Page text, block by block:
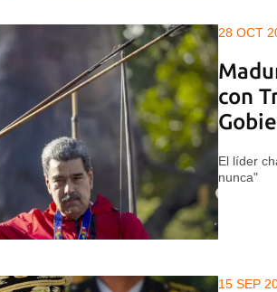
28 OCT
con
El líder
nunca"
15 SEP